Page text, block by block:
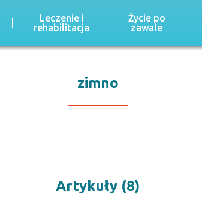
Leczenie i
rehabilitacja
Życie po
zawale
zimno
Artykuły (8)